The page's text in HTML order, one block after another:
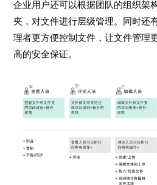
企业用户还可以根据团队的组织架
夹，对文件进行层级管理。同时还
理者更方便控制文件，让文件管理
高的安全保证。